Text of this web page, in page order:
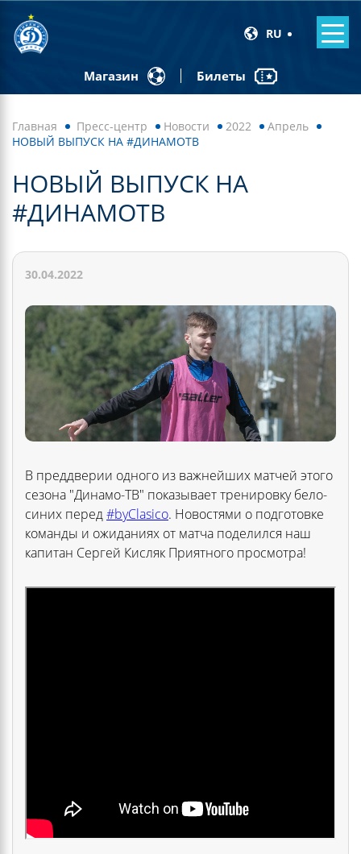
RU
Магазин Билеты
Главная Пресс-центр Новости 2022
Апрель
НОВЫЙ ВЫПУСК НА #ДИНАМОТВ
НОВЫЙ ВЫПУСК НА
#ДИНАМОТВ
30.04.2022
В преддверии одного из важнейших матчей этого
сезона "Динамо-ТВ" показывает тренировку бело-
синих перед#byClasico. Новостями о подготовке
команды и ожиданиях от матча поделился наш
капитан Сергей Кисляк Приятного просмотра!